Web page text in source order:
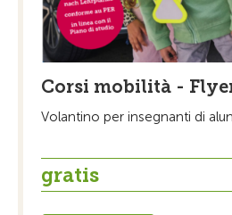
Corsi mobilità -
Volantino per insegnanti di
gratis